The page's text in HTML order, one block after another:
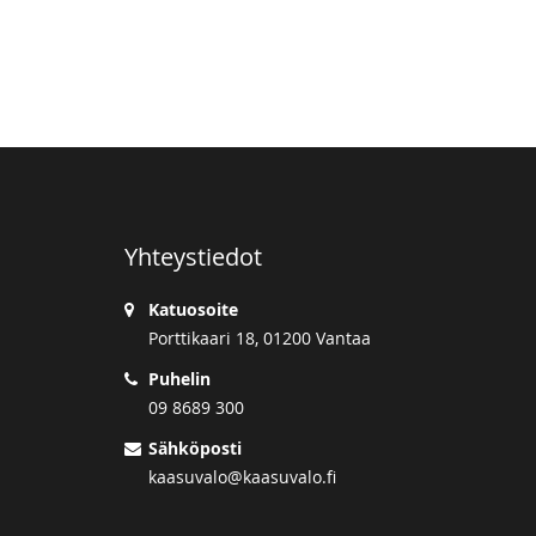
Yhteystiedot
Katuosoite
Porttikaari 18, 01200 Vantaa
Puhelin
09 8689 300
Sähköposti
kaasuvalo@kaasuvalo.fi